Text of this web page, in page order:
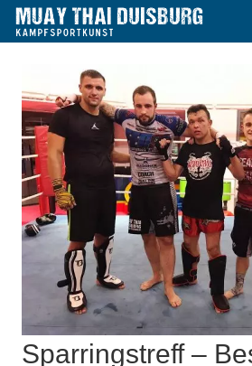
Sparringstreff –